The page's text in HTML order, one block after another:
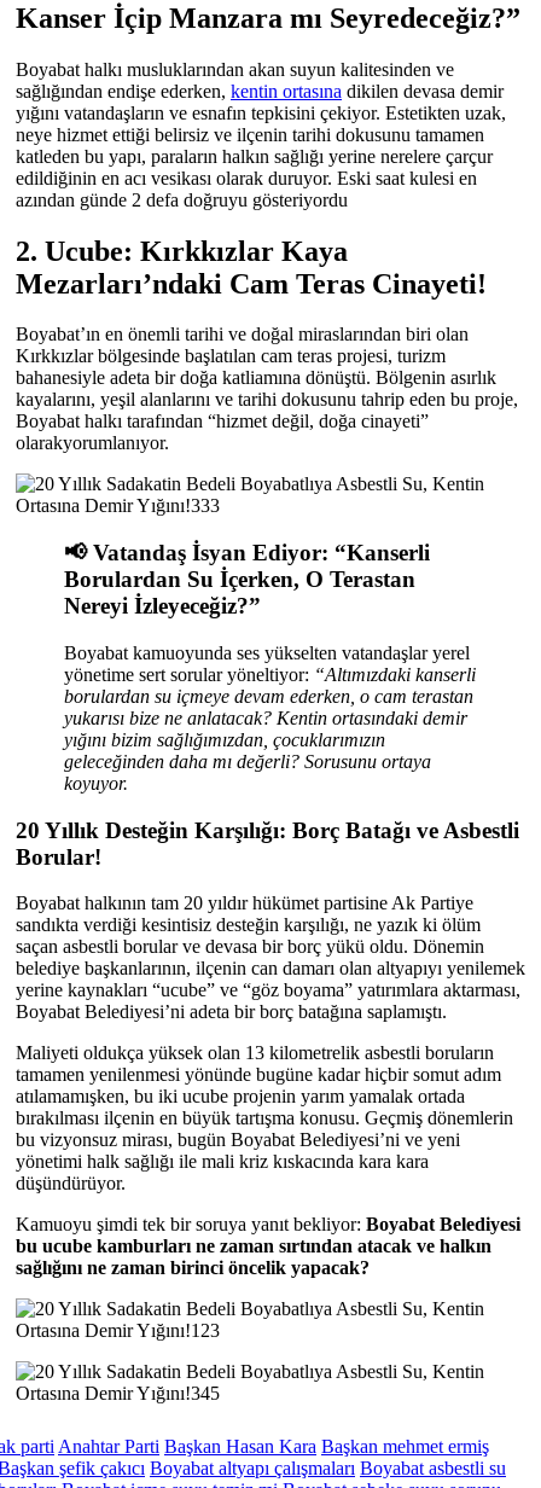
Kanser İçip Manzara mı Seyredeceğiz?”
Boyabat halkı musluklarından akan suyun kalitesinden ve
sağlığından endişe ederken, kentin ortasına dikilen devasa demir
yığını vatandaşların ve esnafın tepkisini çekiyor. Estetikten uzak,
neye hizmet ettiği belirsiz ve ilçenin tarihi dokusunu tamamen
katleden bu yapı, paraların halkın sağlığı yerine nerelere çarçur
edildiğinin en acı vesikası olarak duruyor. Eski saat kulesi en
azından günde 2 defa doğruyu gösteriyordu
2. Ucube: Kırkkızlar Kaya
Mezarları’ndaki Cam Teras Cinayeti!
Boyabat’ın en önemli tarihi ve doğal miraslarından biri olan
Kırkkızlar bölgesinde başlatılan cam teras projesi, turizm
bahanesiyle adeta bir doğa katliamına dönüştü. Bölgenin asırlık
kayalarını, yeşil alanlarını ve tarihi dokusunu tahrip eden bu proje,
Boyabat halkı tarafından “hizmet değil, doğa cinayeti”
olarakyorumlanıyor.
📢 Vatandaş İsyan Ediyor: “Kanserli
Borulardan Su İçerken, O Terastan
Nereyi İzleyeceğiz?”
Boyabat kamuoyunda ses yükselten vatandaşlar yerel
yönetime sert sorular yöneltiyor: “Altımızdaki kanserli
borulardan su içmeye devam ederken, o cam terastan
yukarısı bize ne anlatacak? Kentin ortasındaki demir
yığını bizim sağlığımızdan, çocuklarımızın
geleceğinden daha mı değerli? Sorusunu ortaya
koyuyor.
20 Yıllık Desteğin Karşılığı: Borç Batağı ve Asbestli
Borular!
Boyabat halkının tam 20 yıldır hükümet partisine Ak Partiye
sandıkta verdiği kesintisiz desteğin karşılığı, ne yazık ki ölüm
saçan asbestli borular ve devasa bir borç yükü oldu. Dönemin
belediye başkanlarının, ilçenin can damarı olan altyapıyı yenilemek
yerine kaynakları “ucube” ve “göz boyama” yatırımlara aktarması,
Boyabat Belediyesi’ni adeta bir borç batağına saplamıştı.
Maliyeti oldukça yüksek olan 13 kilometrelik asbestli boruların
tamamen yenilenmesi yönünde bugüne kadar hiçbir somut adım
atılamamışken, bu iki ucube projenin yarım yamalak ortada
bırakılması ilçenin en büyük tartışma konusu. Geçmiş dönemlerin
bu vizyonsuz mirası, bugün Boyabat Belediyesi’ni ve yeni
yönetimi halk sağlığı ile mali kriz kıskacında kara kara
düşündürüyor.
Kamuoyu şimdi tek bir soruya yanıt bekliyor: Boyabat Belediyesi
bu ucube kamburları ne zaman sırtından atacak ve halkın
sağlığını ne zaman birinci öncelik yapacak?
parti Anahtar Parti Başkan Hasan Kara Başkan mehmet ermiş
şefik çakıcı Boyabat altyapı çalışmaları Boyabat asbestli su